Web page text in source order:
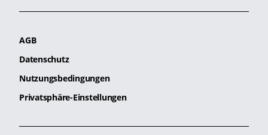
AGB
Datenschutz
Nutzungsbedingungen
Privatsphäre-Einstellungen